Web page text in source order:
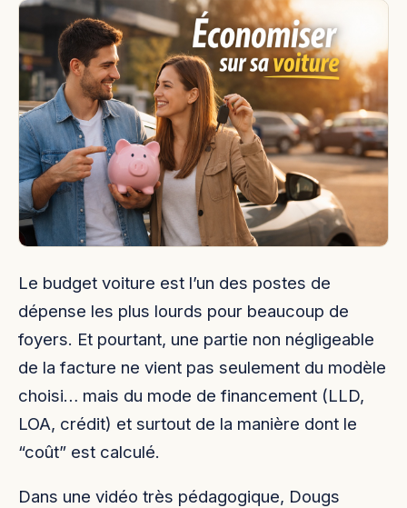
Le budget voiture est l’un des postes de
dépense les plus lourds pour beaucoup de
foyers. Et pourtant, une partie non négligeable
de la facture ne vient pas seulement du modèle
choisi… mais du mode de financement (LLD,
LOA, crédit) et surtout de la manière dont le
“coût” est calculé.
Dans une vidéo très pédagogique, Dougs